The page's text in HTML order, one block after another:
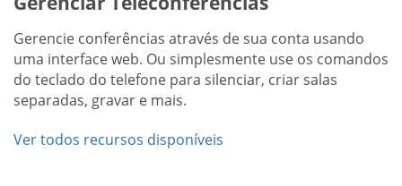
Gerencie conferências através de sua conta usando
uma interface web. Ou simplesmente use os comandos
do teclado do telefone para silenciar, criar salas
separadas, gravar e mais.
Ver todos recursos disponíveis